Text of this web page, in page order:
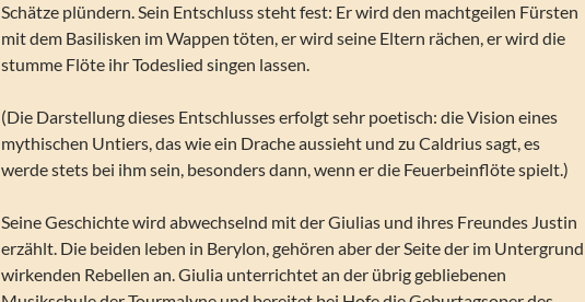
Schätze plündern. Sein Entschluss steht fest: Er wird den machtgeilen Fürsten
mit dem Basilisken im Wappen töten, er wird seine Eltern rächen, er wird die
stumme Flöte ihr Todeslied singen lassen.
(Die Darstellung dieses Entschlusses erfolgt sehr poetisch: die Vision eines
mythischen Untiers, das wie ein Drache aussieht und zu Caldrius sagt, es
werde stets bei ihm sein, besonders dann, wenn er die Feuerbeinflöte spielt.)
Seine Geschichte wird abwechselnd mit der Giulias und ihres Freundes Justin
erzählt. Die beiden leben in Berylon, gehören aber der Seite der im Untergrund
wirkenden Rebellen an. Giulia unterrichtet an der übrig gebliebenen